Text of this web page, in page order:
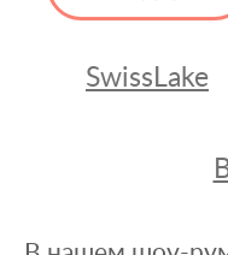
SwissLake